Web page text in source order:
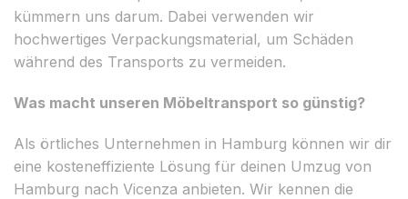
kümmern uns darum. Dabei verwenden wir
hochwertiges Verpackungsmaterial, um Schäden
während des Transports zu vermeiden.
Was macht unseren Möbeltransport so günstig?
Als örtliches Unternehmen in Hamburg können wir dir
eine kosteneffiziente Lösung für deinen Umzug von
Hamburg nach Vicenza anbieten. Wir kennen die